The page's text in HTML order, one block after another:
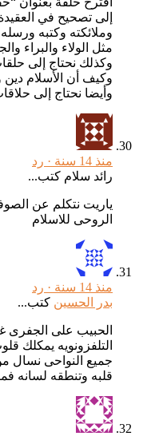
إلى تصحيح في العقيدة في
وملائكته وكتبه ورسله
مثل الولاء والبراء والجهاد
وكذلك نحتاج إلى حلقات
وكيف أن الأسلام دين ودولة
وأيضا نحتاج إلى حلاقات في
رد
رائد سلام كتب...
ياريت نتكلم عن الصوفيه
الروحى للاسلام
رد
بدر الحسينكتب...
الحبيب على الجفرى غنى
التلفزونويه يمكلك قلوب
جميع النواحى نسال من
قلبه وتنطقه لسانه فما